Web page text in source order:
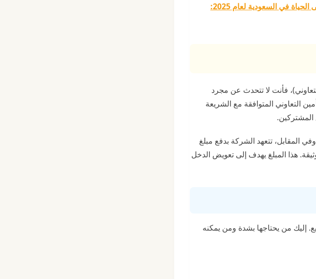
أفضل شركات التأمين على الحياة في السعودية لعام 2025:
فأنت لا تتحدث عن مجرد
التعاوني المتوافقة مع الشريعة
المقابل، تتعهد الشركة بدفع مبلغ
هذا المبلغ يهدف إلى تعويض الدخل
إليك من يحتاجها بشدة ومن يمكنه